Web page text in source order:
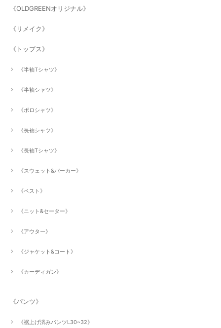
《OLDGREENオリジナル》
《リメイク》
《トップス》
《半袖Tシャツ》
《半袖シャツ》
《ポロシャツ》
《長袖シャツ》
《長袖Tシャツ》
《スウェット&パーカー》
《ベスト》
《ニット&セーター》
《アウター》
《ジャケット&コート》
《カーディガン》
《パンツ》
《裾上げ済みパンツL30~32》